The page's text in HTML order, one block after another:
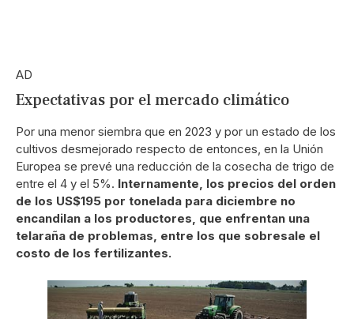
AD
Expectativas por el mercado climático
Por una menor siembra que en 2023 y por un estado de los
cultivos desmejorado respecto de entonces, en la Unión
Europea se prevé una reducción de la cosecha de trigo de
entre el 4 y el 5%. Internamente, los precios del orden
de los US$195 por tonelada para diciembre no
encandilan a los productores, que enfrentan una
telaraña de problemas, entre los que sobresale el
costo de los fertilizantes.